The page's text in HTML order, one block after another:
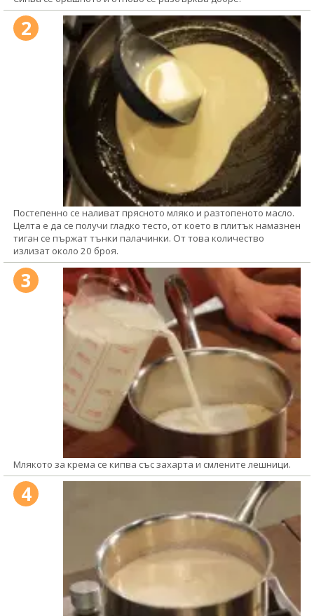
2
Постепенно се наливат прясното мляко и разтопеното масло.
Целта е да се получи гладко тесто, от което в плитък намазнен
тиган се пържат тънки палачинки. От това количество
излизат около 20 броя.
3
Млякото за крема се кипва със захарта и смлените лешници.
4